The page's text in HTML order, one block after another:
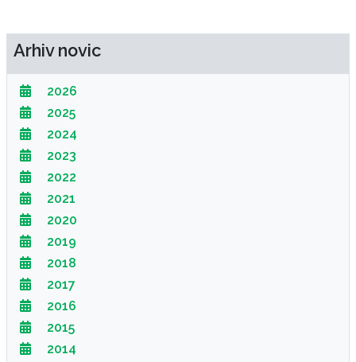
Arhiv novic
2026
2025
2024
2023
2022
2021
2020
2019
2018
2017
2016
2015
2014